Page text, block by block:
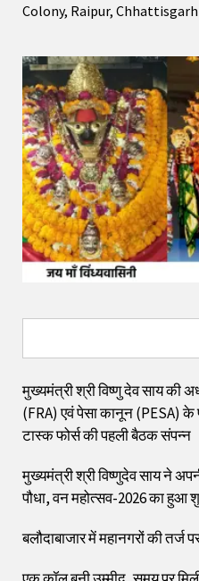
Colony, Raipur, Chhattisgarh
मुख्यमंत्री श्री विष्णु देव साय की
(FRA) एवं पेसा कानून (PESA) के
टास्क फोर्स की पहली बैठक संपन्न
मुख्यमंत्री श्री विष्णुदेव साय ने
पौधा, वन महोत्सव-2026 का हुआ
बलौदाबाजार में महानगरों की तर्ज